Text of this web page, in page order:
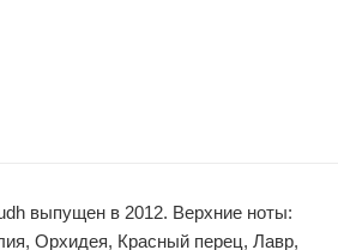
выпущен в 2012. Верхние ноты:
Орхидея, Красный перец, Лавр,